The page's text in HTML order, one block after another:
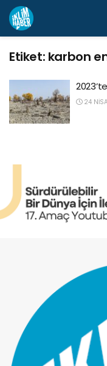
Etiket: karbon
24